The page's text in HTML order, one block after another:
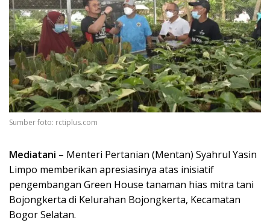
Sumber foto: rctiplus.com
Mediatani – Menteri Pertanian (Mentan) Syahrul Yasin
Limpo memberikan apresiasinya atas inisiatif
pengembangan Green House tanaman hias mitra tani
Bojongkerta di Kelurahan Bojongkerta, Kecamatan
Bogor Selatan.